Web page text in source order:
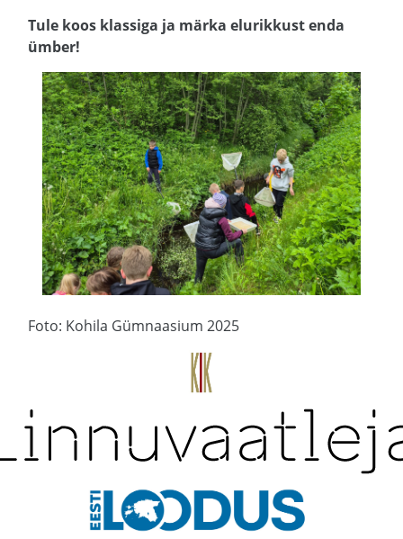
Tule koos klassiga ja märka elurikkust enda
ümber!
Foto: Kohila Gümnaasium 2025